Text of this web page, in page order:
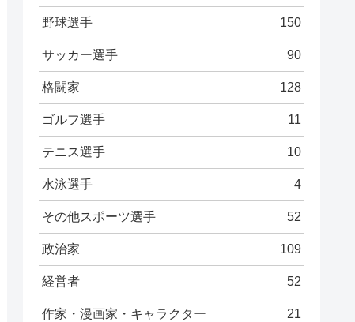
野球選手 150
サッカー選手 90
格闘家 128
ゴルフ選手 11
テニス選手 10
水泳選手 4
その他スポーツ選手 52
政治家 109
経営者 52
作家・漫画家・キャラクター 21